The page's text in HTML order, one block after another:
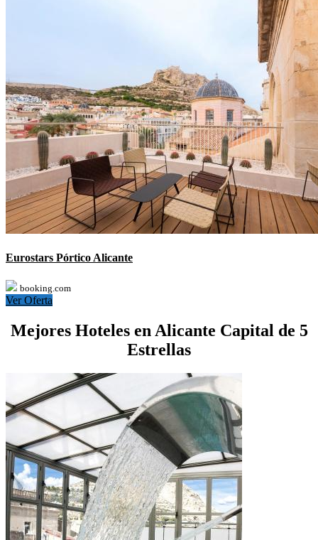
Eurostars Pórtico Alicante
booking.com
Ver Oferta
Mejores Hoteles en Alicante Capital de 5
Estrellas